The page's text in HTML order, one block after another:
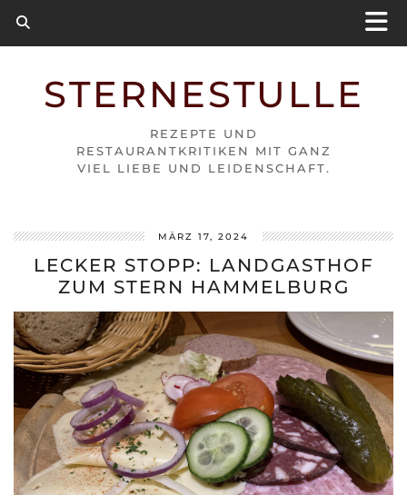
STERNESTULLE
REZEPTE UND
RESTAURANTKRITIKEN MIT GANZ
VIEL LIEBE UND LEIDENSCHAFT.
MÄRZ 17, 2024
LECKER STOPP: LANDGASTHOF
ZUM STERN HAMMELBURG